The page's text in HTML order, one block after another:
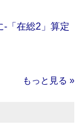
‐「在総2」算定
もっと見る »